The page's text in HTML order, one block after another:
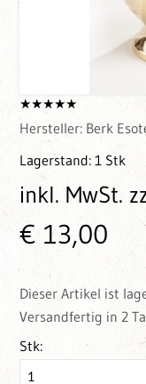
Hersteller: Berk
Lagerstand:1 Stk
inkl. MwSt.
€ 13,00
Dieser Artikel ist
Versandfertig in 2
Stk: